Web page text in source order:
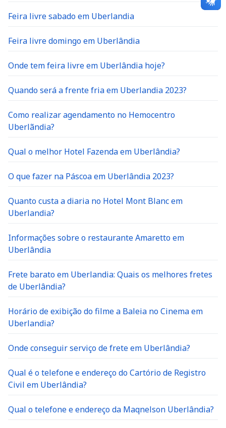
Feira livre sabado em Uberlandia
Feira livre domingo em Uberlândia
Onde tem feira livre em Uberlândia hoje?
Quando será a frente fria em Uberlandia 2023?
Como realizar agendamento no Hemocentro
Uberlãndia?
Qual o melhor Hotel Fazenda em Uberlândia?
O que fazer na Páscoa em Uberlândia 2023?
Quanto custa a diaria no Hotel Mont Blanc em
Uberlandia?
Informações sobre o restaurante Amaretto em
Uberlândia
Frete barato em Uberlandia: Quais os melhores fretes
de Uberlândia?
Horário de exibição do filme a Baleia no Cinema em
Uberlandia?
Onde conseguir serviço de frete em Uberlândia?
Qual é o telefone e endereço do Cartório de Registro
Civil em Uberlândia?
Qual o telefone e endereço da Maqnelson Uberlândia?